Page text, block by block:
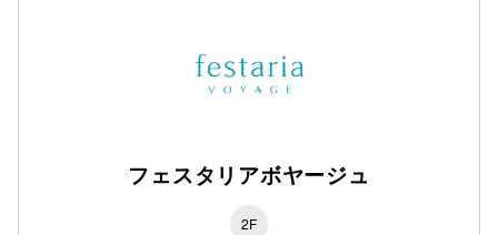
フェスタリアボヤージュ
2F